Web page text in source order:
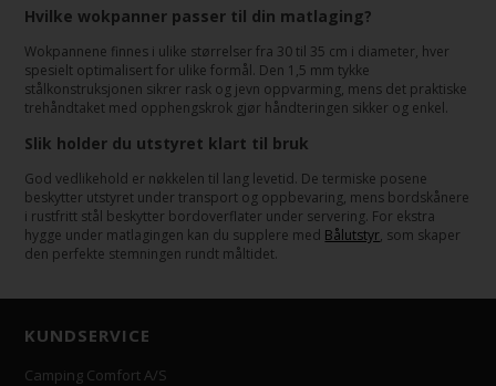
Hvilke wokpanner passer til din matlaging?
Wokpannene finnes i ulike størrelser fra 30 til 35 cm i diameter, hver
spesielt optimalisert for ulike formål. Den 1,5 mm tykke
stålkonstruksjonen sikrer rask og jevn oppvarming, mens det praktiske
trehåndtaket med opphengskrok gjør håndteringen sikker og enkel.
Slik holder du utstyret klart til bruk
God vedlikehold er nøkkelen til lang levetid. De termiske posene
beskytter utstyret under transport og oppbevaring, mens bordskånere
i rustfritt stål beskytter bordoverflater under servering. For ekstra
hygge under matlagingen kan du supplere med Bålutstyr, som skaper
den perfekte stemningen rundt måltidet.
KUNDSERVICE
Camping Comfort A/S